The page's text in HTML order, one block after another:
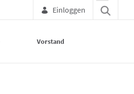
Einloggen
Vorstand